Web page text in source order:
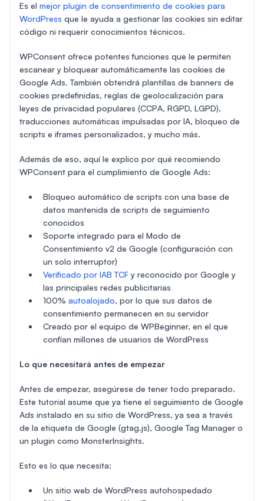
Es el mejor plugin de consentimiento de cookies para
WordPress que le ayuda a gestionar las cookies sin editar
código ni requerir conocimientos técnicos.
WPConsent ofrece potentes funciones que le permiten
escanear y bloquear automáticamente las cookies de
Google Ads. También obtendrá plantillas de banners de
cookies predefinidas, reglas de geolocalización para
leyes de privacidad populares (CCPA, RGPD, LGPD),
traducciones automáticas impulsadas por IA, bloqueo de
scripts e iframes personalizados, y mucho más.
Además de eso, aquí le explico por qué recomiendo
WPConsent para el cumplimiento de Google Ads:
Bloqueo automático de scripts con una base de
datos mantenida de scripts de seguimiento
conocidos
Soporte integrado para el Modo de
Consentimiento v2 de Google (configuración con
un solo interruptor)
Verificado por IAB TCF y reconocido por Google y
las principales redes publicitarias
100% autoalojado, por lo que sus datos de
consentimiento permanecen en su servidor
Creado por el equipo de WPBeginner, en el que
confían millones de usuarios de WordPress
Lo que necesitará antes de empezar
Antes de empezar, asegúrese de tener todo preparado.
Este tutorial asume que ya tiene el seguimiento de Google
Ads instalado en su sitio de WordPress, ya sea a través
de la etiqueta de Google (gtag.js), Google Tag Manager o
un plugin como MonsterInsights.
Esto es lo que necesita:
Un sitio web de WordPress autohospedado